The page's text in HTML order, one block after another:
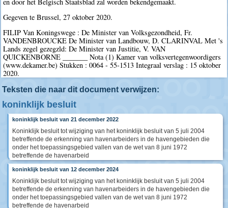
Gegeven te Brussel, 27 oktober 2020.
FILIP Van Koningswege : De Minister van Volksgezondheid, Fr.
VANDENBROUCKE De Minister van Landbouw, D. CLARINVAL Met 's
Lands zegel gezegzld: De Minister van Justitie, V. VAN
QUICKENBORNE _______ Nota (1) Kamer van volksvertegenwoordigers
(www.dekamer.be) Stukken : 0064 - 55-1513 Integraal verslag : 15 oktober
2020.
Teksten die naar dit document verwijzen:
koninklijk besluit
koninklijk besluit van 21 december 2022
Koninklijk besluit tot wijziging van het koninklijk besluit van 5 juli 2004
betreffende de erkenning van havenarbeiders in de havengebieden die
onder het toepassingsgebied vallen van de wet van 8 juni 1972
betreffende de havenarbeid
koninklijk besluit van 12 december 2024
Koninklijk besluit tot wijziging van het koninklijk besluit van 5 juli 2004
betreffende de erkenning van havenarbeiders in de havengebieden die
onder het toepassingsgebied vallen van de wet van 8 juni 1972
betreffende de havenarbeid